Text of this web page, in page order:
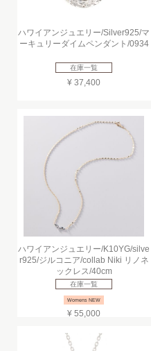
ハワイアンジュエリー/Silver925/マ
ーキュリーダイムペンダント/0934
在庫一覧
¥ 37,400
ハワイアンジュエリー/K10YG/silve
r925/ジルコニア/collab Niki リノネ
ックレス/40cm
在庫一覧
Womens NEW
¥ 55,000